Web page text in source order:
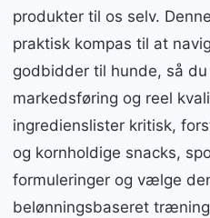
produkter til os selv.
praktisk kompas til at
godbidder til hunde, så
markedsføring og reel
ingredienslister kritisk,
og kornholdige snacks,
formuleringer og vælge
belønningsbaseret